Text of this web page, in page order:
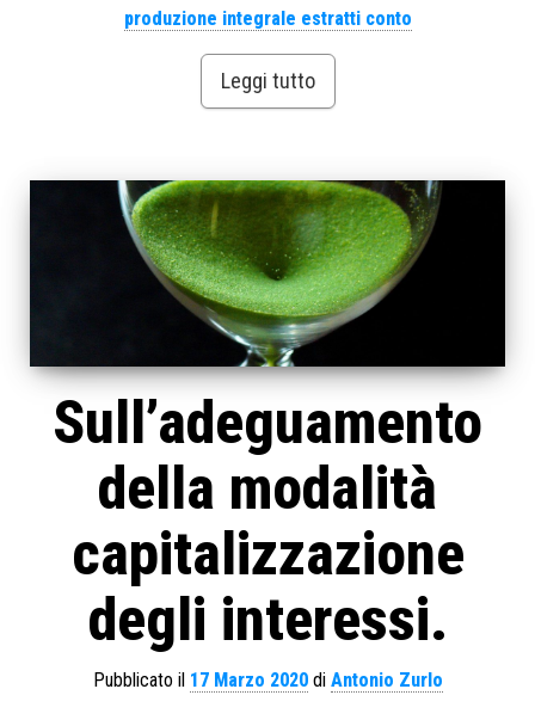
produzione integrale estratti conto
Leggi tutto
Sull’adeguamento
della modalità
capitalizzazione
degli interessi.
Pubblicato il 17 Marzo 2020di Antonio Zurlo